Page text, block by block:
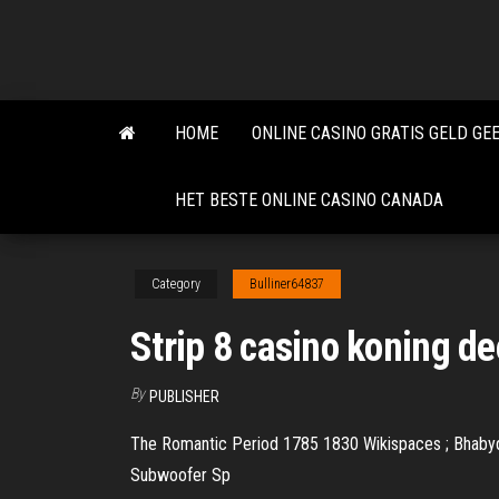
content
HOME
ONLINE CASINO GRATIS GELD
HET BESTE ONLINE CASINO CANADA
Category Bulliner64837
Strip 8 casino koning
By PUBLISHER
The Romantic Period 1785 1830 Wikispaces ;
Subwoofer Sp